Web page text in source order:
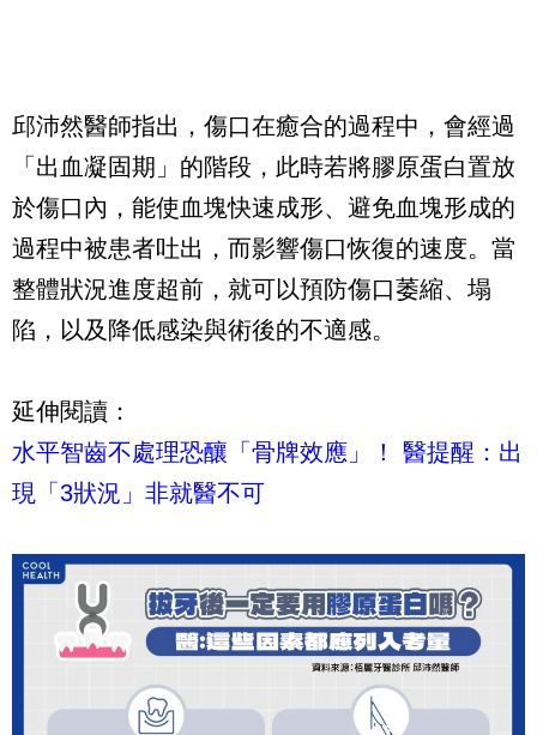
邱沛然醫師指出，傷口在癒合的過程中，會經過
「出血凝固期」的階段，此時若將膠原蛋白置放
於傷口內，能使血塊快速成形、避免血塊形成的
過程中被患者吐出，而影響傷口恢復的速度。當
整體狀況進度超前，就可以預防傷口萎縮、塌
陷，以及降低感染與術後的不適感。
延伸閱讀：
水平智齒不處理恐釀「骨牌效應」！ 醫提醒：出
現「3狀況」非就醫不可